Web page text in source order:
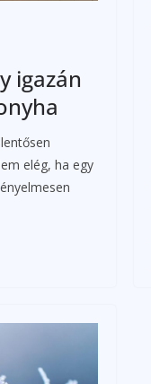
igazán
elég, ha egy